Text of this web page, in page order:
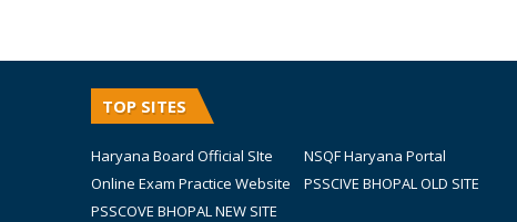
TOP SITES
Haryana Board Official SIte
NSQF Haryana Portal
Online Exam Practice Website
PSSCIVE BHOPAL OLD SITE
PSSCOVE BHOPAL NEW SITE